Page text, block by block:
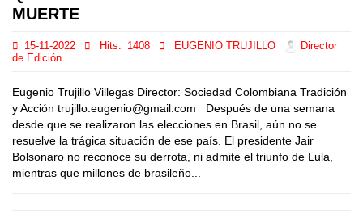
MUERTE
15-11-2022 Hits: 1408 EUGENIO TRUJILLO
Director
de Edición
Eugenio Trujillo Villegas Director: Sociedad Colombiana Tradición
y Acción trujillo.eugenio@gmail.com Después de una semana
desde que se realizaron las elecciones en Brasil, aún no se
resuelve la trágica situación de ese país. El presidente Jair
Bolsonaro no reconoce su derrota, ni admite el triunfo de Lula,
mientras que millones de brasileño...